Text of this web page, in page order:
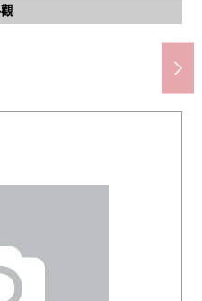
路
路
店(約490m)
大路店(約210m)
店(約400m)
高野店(約880m)
局(約440m)
(約1200m)
2小學(約450m)
中學(約100m)